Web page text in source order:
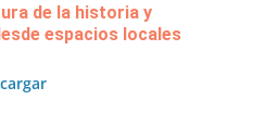
de la historia y
espacios locales